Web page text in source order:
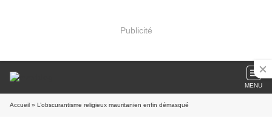
Publicité
MENU
Accueil » L’obscurantisme religieux mauritanien enfin démasqué